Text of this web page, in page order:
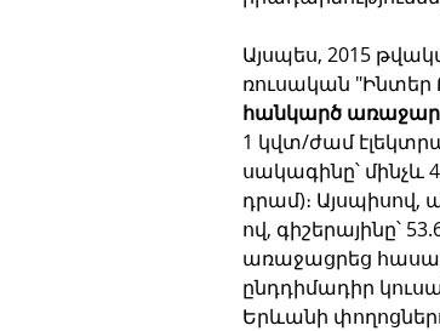
Այսպես, 2015
ռուսական "Ինտեր
հանկարծ
1 կվտ/ժամ
սակագինը՝ մինչև
դրամ)։ Այսպիսով,
ով, գիշերայինը՝
առաջացրեց
ընդդիմադիր
Երևանի